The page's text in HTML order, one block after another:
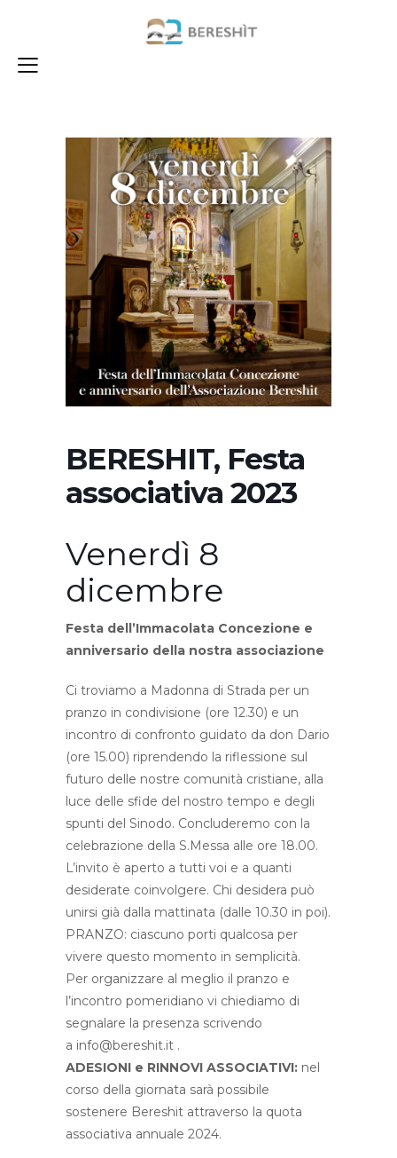
BERESHIT, Festa
associativa 2023
Venerdì 8
dicembre
Festa dell’Immacolata Concezione e
anniversario della nostra associazione
Ci troviamo a Madonna di Strada per un
pranzo in condivisione (ore 12.30) e un
incontro di confronto guidato da don Dario
(ore 15.00) riprendendo la riflessione sul
futuro delle nostre comunità cristiane, alla
luce delle sfide del nostro tempo e degli
spunti del Sinodo. Concluderemo con la
celebrazione della S.Messa alle ore 18.00.
L’invito è aperto a tutti voi e a quanti
desiderate coinvolgere. Chi desidera può
unirsi già dalla mattinata (dalle 10.30 in poi).
PRANZO: ciascuno porti qualcosa per
vivere questo momento in semplicità.
Per organizzare al meglio il pranzo e
l’incontro pomeridiano vi chiediamo di
segnalare la presenza scrivendo
a info@bereshit.it .
ADESIONI e RINNOVI ASSOCIATIVI: nel
corso della giornata sarà possibile
sostenere Bereshit attraverso la quota
associativa annuale 2024.